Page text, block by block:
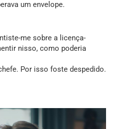
um envelope.
me sobre a licença-
nisso, como poderia
Por isso foste despedido.